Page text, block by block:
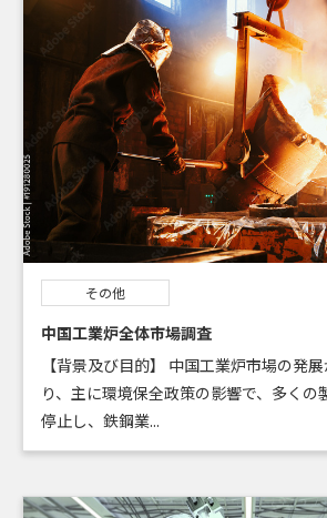
その他
中国工業炉全体市場調査
【背景及び目的】 中国工業炉市場の発
り、主に環境保全政策の影響で、多くの
停止し、鉄鋼業...